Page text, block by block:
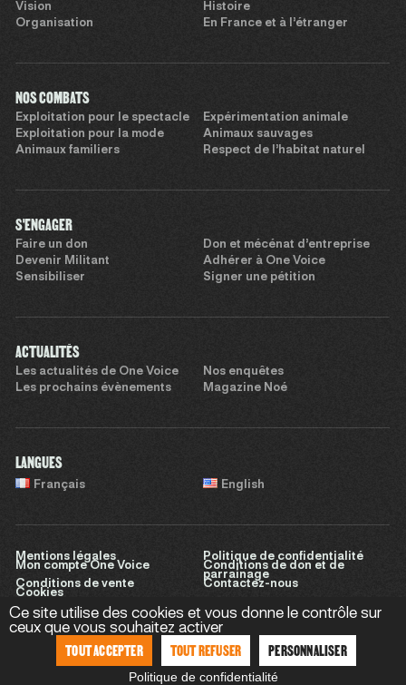
Vision
Histoire
Organisation
En France et à l’étranger
NOS COMBATS
Exploitation pour le spectacle
Expérimentation animale
Exploitation pour la mode
Animaux sauvages
Animaux familiers
Respect de l’habitat naturel
S'ENGAGER
Faire un don
Don et mécénat d’entreprise
Devenir Militant
Adhérer à One Voice
Sensibiliser
Signer une pétition
ACTUALITÉS
Les actualités de One Voice
Nos enquêtes
Les prochains évènements
Magazine Noé
LANGUES
Français English
Mentions légales
Politique de confidentialité
Mon compte One Voice
Conditions de don et de
parrainage
Conditions de vente
Contactez-nous
Cookies
Site réalisé parSweet Punk
Ce site utilise des cookies et vous donne le contrôle sur
ceux que vous souhaitez activer
TOUT ACCEPTER TOUT REFUSER PERSONNALISER
Politique de confidentialité